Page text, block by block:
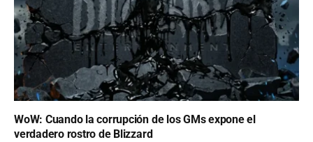
WoW: Cuando la corrupción de los GMs expone el
verdadero rostro de Blizzard